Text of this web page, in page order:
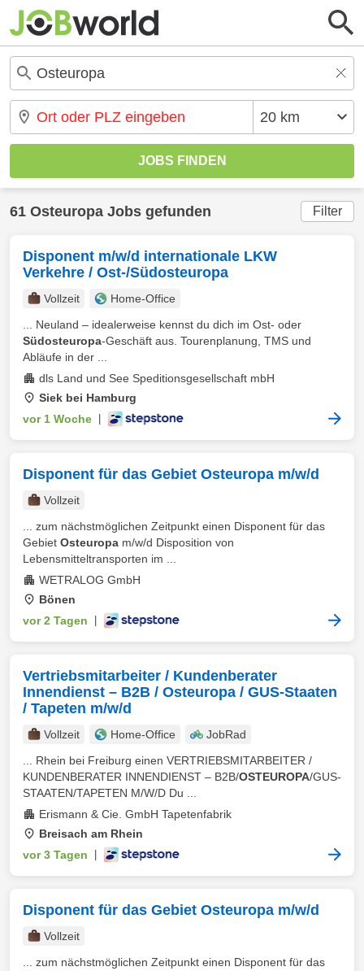
61 Osteuropa Jobs gefunden Filter
Disponent m/w/d internationale LKW
Verkehre / Ost-/Südosteuropa
Vollzeit
Home-Office
... Neuland – idealerweise kennst du dich im Ost- oder
Südosteuropa-Geschäft aus. Tourenplanung, TMS und
Abläufe in der ...
dls Land und See Speditionsgesellschaft mbH
Siek bei Hamburg
vor 1 Woche
Disponent für das Gebiet Osteuropa m/w/d
Vollzeit
... zum nächstmöglichen Zeitpunkt einen Disponent für das
Gebiet Osteuropa m/w/d Disposition von
Lebensmitteltransporten im ...
WETRALOG GmbH
Bönen
vor 2 Tagen
Vertriebsmitarbeiter / Kundenberater
Innendienst – B2B / Osteuropa / GUS-Staaten
/ Tapeten m/w/d
Vollzeit Home-Office
JobRad
... Rhein bei Freiburg einen VERTRIEBSMITARBEITER /
KUNDENBERATER INNENDIENST – B2B/OSTEUROPA/GUS-
STAATEN/TAPETEN M/W/D Du ...
Erismann & Cie. GmbH Tapetenfabrik
Breisach am Rhein
vor 3 Tagen
Disponent für das Gebiet Osteuropa m/w/d
Vollzeit
... zum nächstmöglichen Zeitpunkt einen Disponent für das